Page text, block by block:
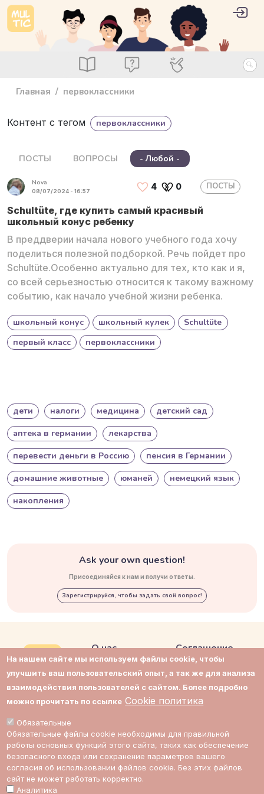
На нашем сайте мы используем файлы cookie, чтобы
улучшить ваш пользовательский опыт, а так же для анализа
взаимодействия пользователей с сайтом. Более подробно
можно прочитать по ссылке Cookie политика
Обязательные
Обязательные файлы cookie необходимы для правильной
работы основных функций этого сайта, таких как обеспечение
безопасного входа или сохранение параметров вашего
согласия об использовании файлов cookie. Без этих файлов
сайт не может работать корректно.
Аналитика
Перейти к основному содержанию
Посты ВопросыСпециалисты
User
Главная первоклассники
Контент с тегом первоклассники
ПОСТЫ ВОПРОСЫ - Любой -
Nova
08/07/2024 - 16:57 4 0 ПОСТЫ
Schultüte, где купить самый красивый
школьный конус ребенку
В преддверии начала нового учебного года хочу
поделиться полезной подборкой. Речь пойдет про
Schultüte.Особенно актуально для тех, кто как и я,
со всей серьезностью относится к такому важному
событию, как начало учебной жизни ребенка.
школьный конус школьный кулек
Schultüte
первый класс
первоклассники
дети налоги медицина
детский сад
аптека в германии
лекарства
перевести деньги в Россию
пенсия в Германии
домашние животные
юманей
немецкий язык
накопления
Ask your own question!
Присоединяйся к нам и получи ответы.
Зарегистрируйся, чтобы задать свой вопрос!
О нас
Контакты
Поддержка
Стоимость
экспертов
Соглашение
Приватность
Cookie политика